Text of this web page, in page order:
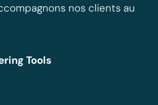
nos clients au
Tools